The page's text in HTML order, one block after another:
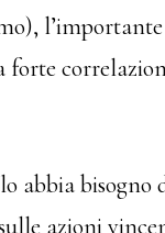
forte
abbia bisogno
azioni